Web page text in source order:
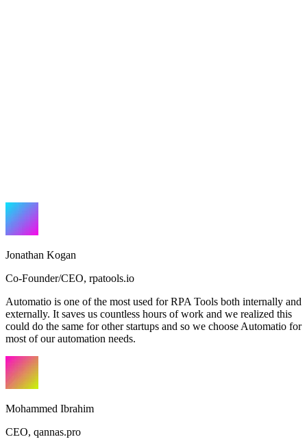
Jonathan Kogan
Co-Founder/CEO, rpatools.io
Automatio is one of the most used for RPA Tools both internally and
externally. It saves us countless hours of work and we realized this
could do the same for other startups and so we choose Automatio for
most of our automation needs.
Mohammed Ibrahim
CEO, qannas.pro